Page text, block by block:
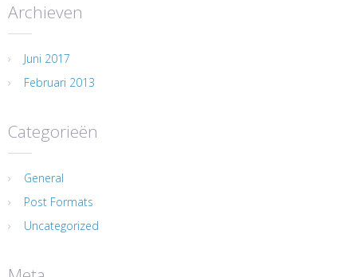
Archieven
Juni 2017
Februari 2013
Categorieën
General
Post Formats
Uncategorized